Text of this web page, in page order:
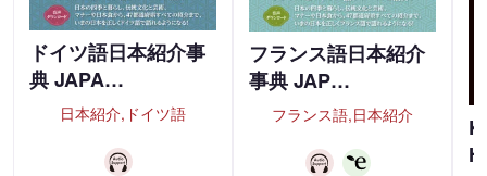
ドイツ語日本紹介事
典 JAPA…
日本紹介,ドイツ語
フランス語日本紹介
事典 JAP…
フランス語,日本紹介